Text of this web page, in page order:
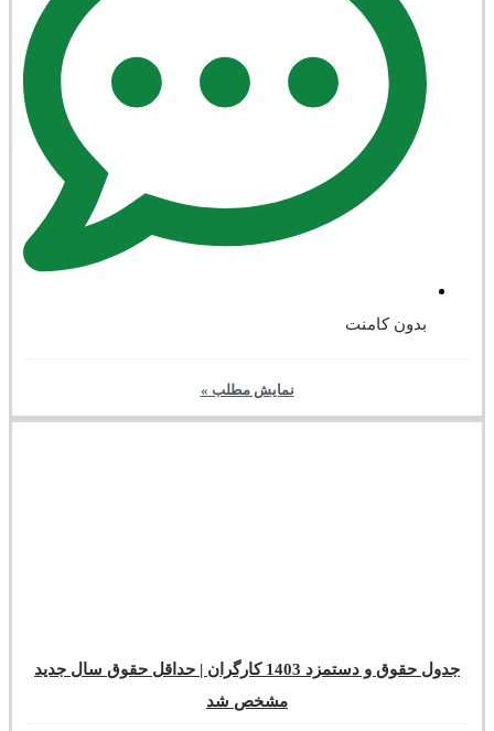
بدون کامنت
نمایش مطلب »
جدول حقوق و دستمزد 1403 کارگران | حداقل حقوق سال جدید
مشخص شد